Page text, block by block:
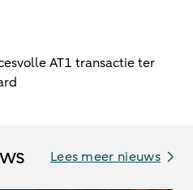
AT1 transactie ter
Lees meer nieuws